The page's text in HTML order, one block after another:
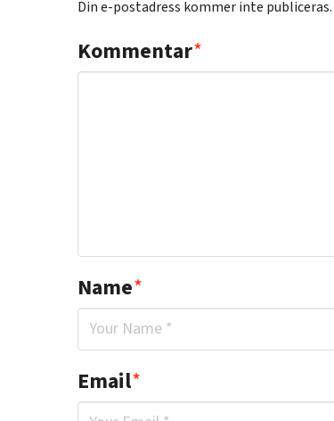
Din e-postadress kommer inte publiceras.
Kommentar*
Name*
Email*